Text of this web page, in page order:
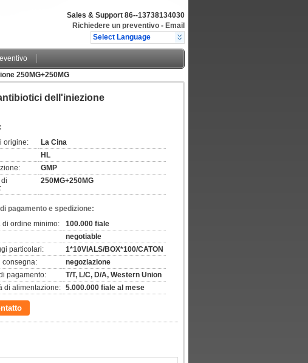
Sales & Support 86--13738134030
Richiedere un preventivo - Email
Select Language
250MG+250MG
dell'iniezione
origine:
La Cina
HL
GMP
250MG+250MG
pagamento e spedizione:
di ordine minimo:
100.000 fiale
negotiable
particolari:
1*10VIALS/BOX*100/CATON
consegna:
negoziazione
pagamento:
T/T, L/C, D/A, Western Union
di alimentazione: 5.000.000 fiale al mese